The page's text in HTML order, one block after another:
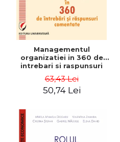
Managementul
organizatiei in 360 de
intrebari si raspunsuri
63,43 Lei
50,74 Lei